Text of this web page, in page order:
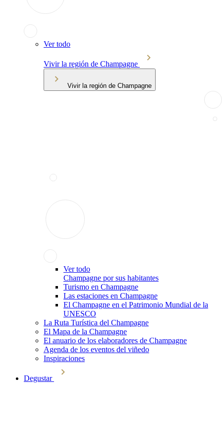
Ver todo
Vivir la región de Champagne
Vivir la región de Champagne
Ver todo
Champagne por sus habitantes
Turismo en Champagne
Las estaciones en Champagne
El Champagne en el Patrimonio Mundial de la
UNESCO
La Ruta Turística del Champagne
El Mapa de la Champagne
El anuario de los elaboradores de Champagne
Agenda de los eventos del viñedo
Inspiraciones
Degustar